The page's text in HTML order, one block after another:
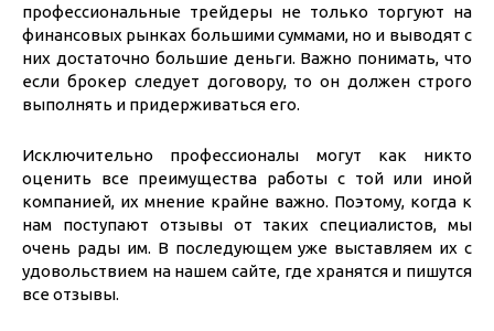
профессиональные трейдеры не только торгуют на
финансовых рынках большими суммами, но и выводят с
них достаточно большие деньги. Важно понимать, что
если брокер следует договору, то он должен строго
выполнять и придерживаться его.
Исключительно профессионалы могут как никто
оценить все преимущества работы с той или иной
компанией, их мнение крайне важно. Поэтому, когда к
нам поступают отзывы от таких специалистов, мы
очень рады им. В последующем уже выставляем их с
удовольствием на нашем сайте, где хранятся и пишутся
все отзывы.